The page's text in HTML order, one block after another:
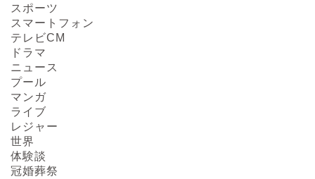
スポーツ
スマートフォン
テレビCM
ドラマ
ニュース
プール
マンガ
ライブ
レジャー
世界
体験談
冠婚葬祭